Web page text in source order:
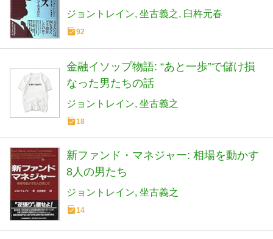
ジョントレイン 坐古義之 臼杵元春
92
金融イソップ物語: “あと一歩”で儲け損
なった男たちの話
ジョントレイン 坐古義之
18
新ファンド・マネジャー: 相場を動かす
8人の男たち
ジョントレイン 坐古義之
14